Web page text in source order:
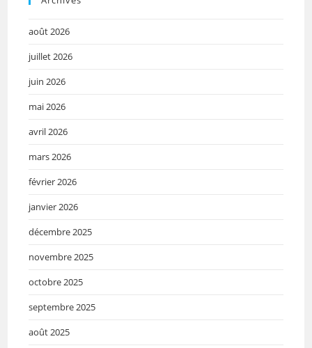
août 2026
juillet 2026
juin 2026
mai 2026
avril 2026
mars 2026
février 2026
janvier 2026
décembre 2025
novembre 2025
octobre 2025
septembre 2025
août 2025